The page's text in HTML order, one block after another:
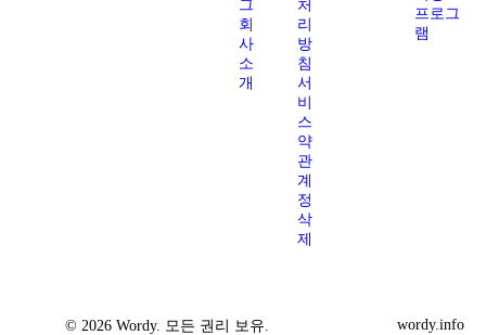
그
회
사
소
개
처
리
방
침
서
비
스
약
관
계
정
삭
제
프로그
램
© 2026 Wordy. 모든 권리 보유. wordy.info